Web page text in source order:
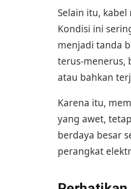
Selain itu,
Kondisi ini
menjadi tanda
terus-menerus,
atau bahkan
Karena itu,
yang awet,
berdaya besar
perangkat